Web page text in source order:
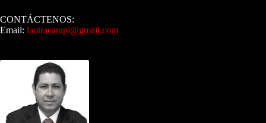
CONTÁCTENOS:
Email: laotracarapi@gmail.com